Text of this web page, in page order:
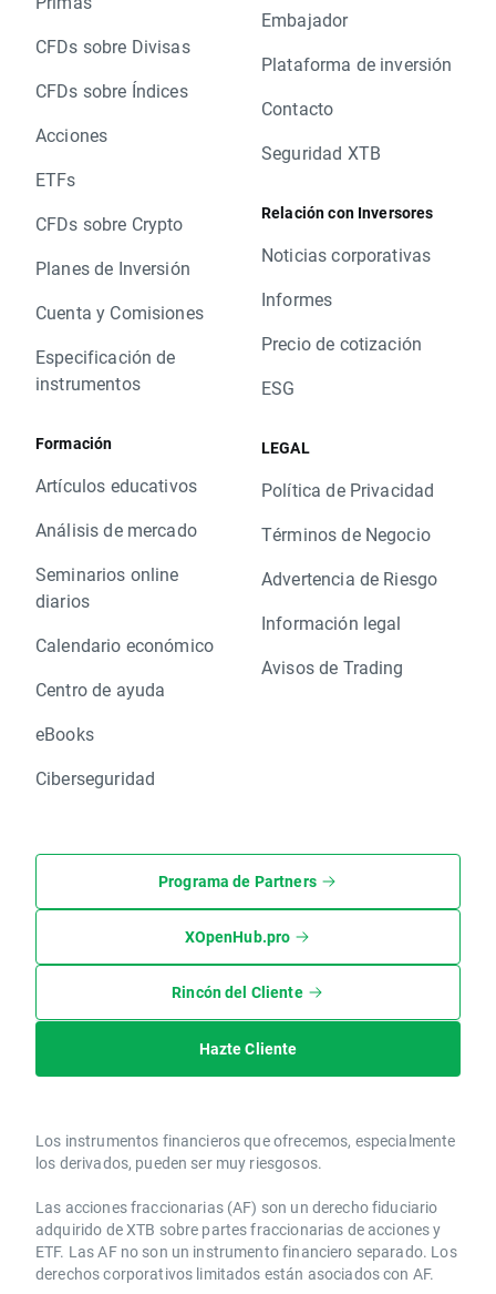
CFDs sobre Divisas
CFDs sobre Índices
Acciones
ETFs
CFDs sobre Crypto
Planes de Inversión
Cuenta y Comisiones
Especificación de
instrumentos
Formación
Artículos educativos
Análisis de mercado
Seminarios online
diarios
Calendario económico
Centro de ayuda
eBooks
Ciberseguridad
Embajador
Plataforma de inversión
Contacto
Seguridad XTB
Relación con Inversores
Noticias corporativas
Informes
Precio de cotización
ESG
LEGAL
Política de Privacidad
Términos de Negocio
Advertencia de Riesgo
Información legal
Avisos de Trading
Programa de Partners
XOpenHub.pro
Rincón del Cliente
Hazte Cliente
Los instrumentos financieros que ofrecemos, especialmente
los derivados, pueden ser muy riesgosos.
Las acciones fraccionarias (AF) son un derecho fiduciario
adquirido de XTB sobre partes fraccionarias de acciones y
ETF. Las AF no son un instrumento financiero separado. Los
derechos corporativos limitados están asociados con AF.